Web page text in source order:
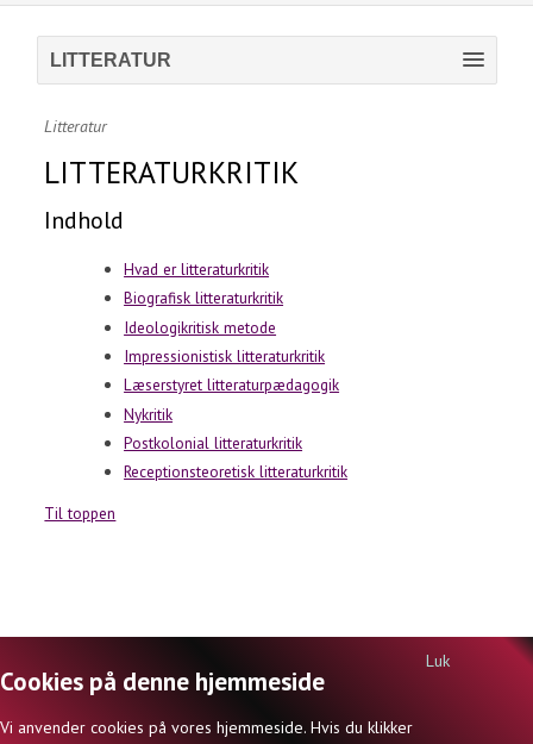
LITTERATUR
Litteratur
LITTERATURKRITIK
Indhold
Hvad er litteraturkritik
Biografisk litteraturkritik
Ideologikritisk metode
Impressionistisk litteraturkritik
Læserstyret litteraturpædagogik
Nykritik
Postkolonial litteraturkritik
Receptionsteoretisk litteraturkritik
Til toppen
INGEMANN KNUDSEN 2026 |KONTAKT
Cookies på denne hjemmeside
Vi anvender cookies på vores hjemmeside. Hvis du klikker
Luk